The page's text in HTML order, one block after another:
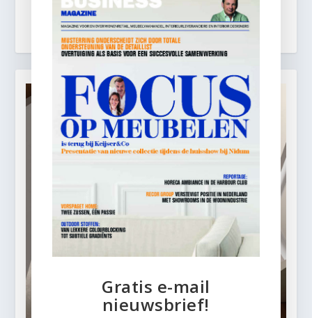
Gratis e-mail
nieuwsbrief!